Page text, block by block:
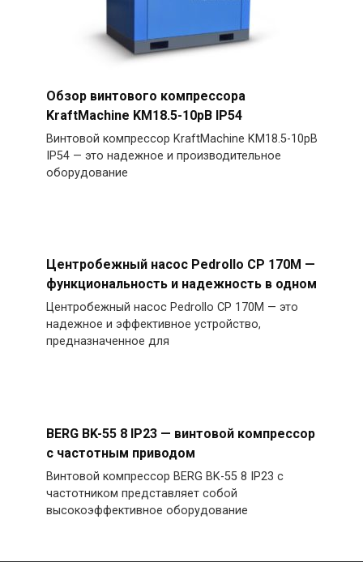
Обзор винтового компрессора
KraftMachine KM18.5-10рВ IP54
Винтовой компрессор KraftMachine KM18.5-10рВ
IP54 — это надежное и производительное
оборудование
Центробежный насос Pedrollo CP 170M —
функциональность и надежность в одном
Центробежный насос Pedrollo CP 170M — это
надежное и эффективное устройство,
предназначенное для
BERG BK-55 8 IP23 — винтовой компрессор
с частотным приводом
Винтовой компрессор BERG BK-55 8 IP23 с
частотником представляет собой
высокоэффективное оборудование